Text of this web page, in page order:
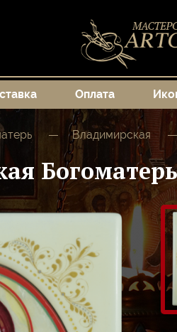
Оплата
Владимирская
Богоматерь